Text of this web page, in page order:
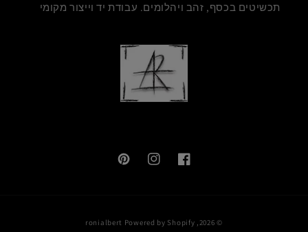
תכשיטים בכסף, זהב ויהלומים. עבודת יד וייצור מקומי
Facebook
Instagram
Pinterest
© 2026,
ronialbert Powered by Shopify